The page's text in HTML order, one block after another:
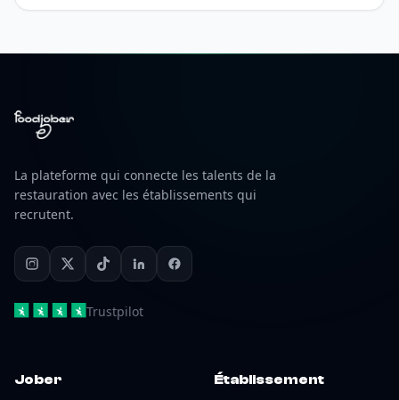
La plateforme qui connecte les talents de la
restauration avec les établissements qui
recrutent.
Trustpilot
Jober Établissement